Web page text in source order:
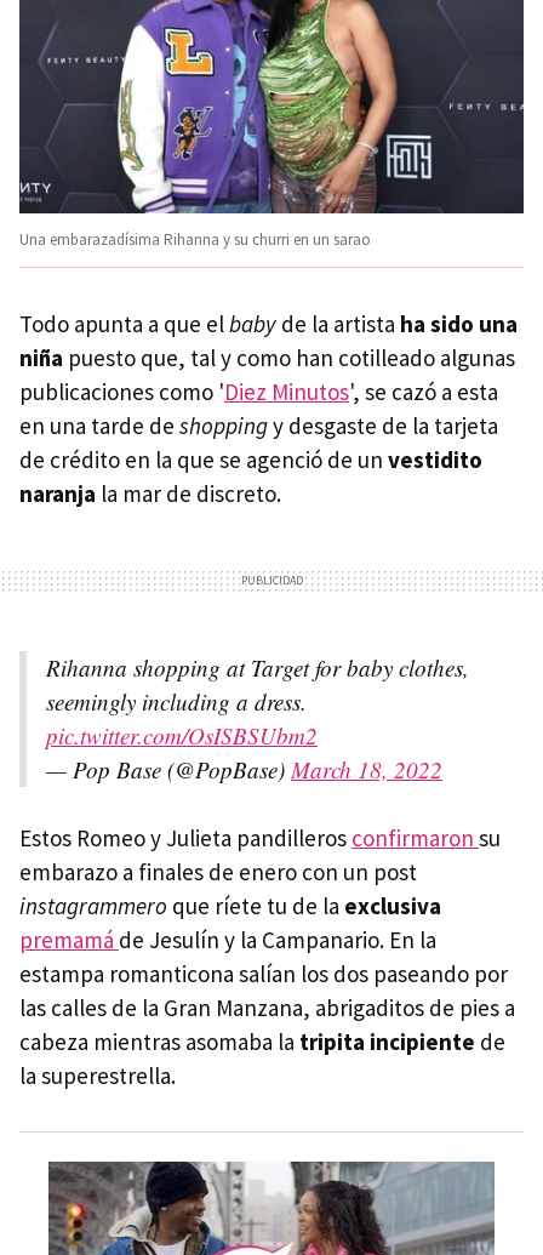
Una embarazadísima Rihanna y su churri en un sarao
Todo apunta a que elbaby de la artista ha sido una
niña puesto que, tal y como han cotilleado algunas
publicaciones como 'Diez Minutos', se cazó a esta
en una tarde de shoppingy desgaste de la tarjeta
de crédito en la que se agenció de un vestidito
naranja la mar de discreto.
Rihanna shopping at Target for baby clothes,
seemingly including a dress.
pic.twitter.com/OsISBSUbm2
— Pop Base (@PopBase) March 18, 2022
Estos Romeo y Julieta pandilleros confirmaron su
embarazo a finales de enero con un post
instagrammero que ríete tu de la exclusiva
premamá de Jesulín y la Campanario. En la
estampa romanticona salían los dos paseando por
las calles de la Gran Manzana, abrigaditos de pies a
cabeza mientras asomaba la tripita incipiente de
la superestrella.